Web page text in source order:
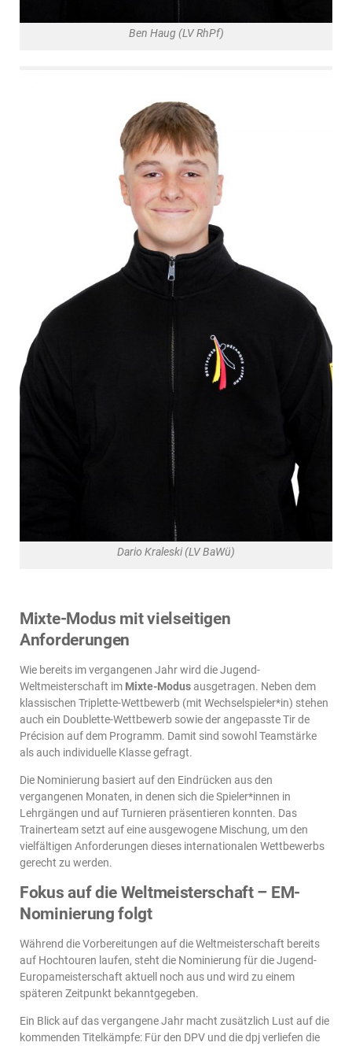
Ben Haug (LV RhPf)
Dario Kraleski (LV BaWü)
Mixte-Modus mit vielseitigen
Anforderungen
Wie bereits im vergangenen Jahr wird die Jugend-
Weltmeisterschaft im Mixte-Modusausgetragen. Neben dem
klassischen Triplette-Wettbewerb (mit Wechselspieler*in) stehen
auch ein Doublette-Wettbewerb sowie der angepasste Tir de
Précision auf dem Programm. Damit sind sowohl Teamstärke
als auch individuelle Klasse gefragt.
Die Nominierung basiert auf den Eindrücken aus den
vergangenen Monaten, in denen sich die Spieler*innen in
Lehrgängen und auf Turnieren präsentieren konnten. Das
Trainerteam setzt auf eine ausgewogene Mischung, um den
vielfältigen Anforderungen dieses internationalen Wettbewerbs
gerecht zu werden.
Fokus auf die Weltmeisterschaft – EM-
Nominierung folgt
Während die Vorbereitungen auf die Weltmeisterschaft bereits
auf Hochtouren laufen, steht die Nominierung für die Jugend-
Europameisterschaft aktuell noch aus und wird zu einem
späteren Zeitpunkt bekanntgegeben.
Ein Blick auf das vergangene Jahr macht zusätzlich Lust auf die
kommenden Titelkämpfe: Für den DPV und die dpj verliefen die